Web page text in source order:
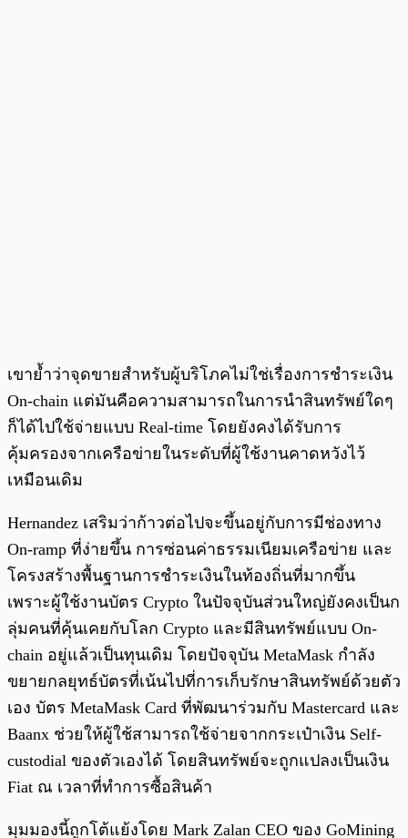
เขาย้ำว่าจุดขายสำหรับผู้บริโภคไม่ใช่เรื่องการชำระเงิน
On-chain แต่มันคือความสามารถในการนำสินทรัพย์ใดๆ
ก็ได้ไปใช้จ่ายแบบ Real-time โดยยังคงได้รับการ
คุ้มครองจากเครือข่ายในระดับที่ผู้ใช้งานคาดหวังไว้
เหมือนเดิม
Hernandez เสริมว่าก้าวต่อไปจะขึ้นอยู่กับการมีช่องทาง
On-ramp ที่ง่ายขึ้น การซ่อนค่าธรรมเนียมเครือข่าย และ
โครงสร้างพื้นฐานการชำระเงินในท้องถิ่นที่มากขึ้น
เพราะผู้ใช้งานบัตร Crypto ในปัจจุบันส่วนใหญ่ยังคงเป็นก
ลุ่มคนที่คุ้นเคยกับโลก Crypto และมีสินทรัพย์แบบ On-
chain อยู่แล้วเป็นทุนเดิม โดยปัจจุบัน MetaMask กำลัง
ขยายกลยุทธ์บัตรที่เน้นไปที่การเก็บรักษาสินทรัพย์ด้วยตัว
เอง บัตร MetaMask Card ที่พัฒนาร่วมกับ Mastercard และ
Baanx ช่วยให้ผู้ใช้สามารถใช้จ่ายจากกระเป๋าเงิน Self-
custodial ของตัวเองได้ โดยสินทรัพย์จะถูกแปลงเป็นเงิน
Fiat ณ เวลาที่ทำการซื้อสินค้า
มุมมองนี้ถูกโต้แย้งโดย Mark Zalan CEO ของ GoMining